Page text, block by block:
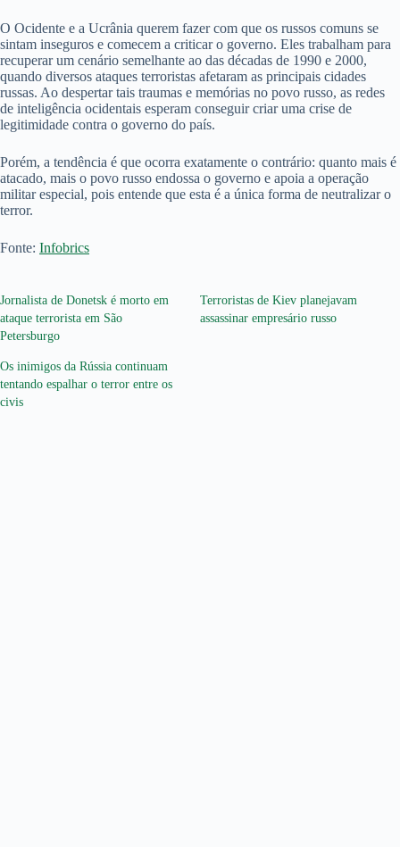
O Ocidente e a Ucrânia querem fazer com que os russos comuns se
sintam inseguros e comecem a criticar o governo. Eles trabalham para
recuperar um cenário semelhante ao das décadas de 1990 e 2000,
quando diversos ataques terroristas afetaram as principais cidades
russas. Ao despertar tais traumas e memórias no povo russo, as redes
de inteligência ocidentais esperam conseguir criar uma crise de
legitimidade contra o governo do país.
Porém, a tendência é que ocorra exatamente o contrário: quanto mais é
atacado, mais o povo russo endossa o governo e apoia a operação
militar especial, pois entende que esta é a única forma de neutralizar o
terror.
Fonte: Infobrics
Jornalista de Donetsk é morto em
ataque terrorista em São
Petersburgo
Terroristas de Kiev planejavam
assassinar empresário russo
Os inimigos da Rússia continuam
tentando espalhar o terror entre os
civis